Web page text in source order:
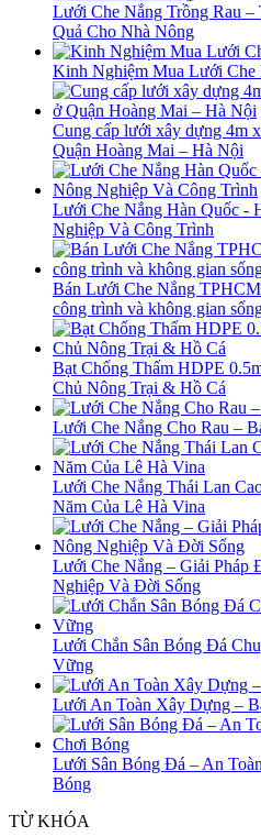
Lưới Che Nắng Trồng Rau
Quả Cho Nhà Nông
Kinh Nghiệm Mua Lưới Che
Cung cấp lưới xây dựng 4m
Quận Hoàng Mai – Hà Nội
Lưới Che Nắng Hàn Quốc -
Nghiệp Và Công Trình
Bán Lưới Che Nắng
công trình và không gian
Bạt Chống Thấm HDPE
Chủ Nông Trại & Hồ Cá
Lưới Che Nắng Cho Rau –
Lưới Che Nắng Thái Lan
Năm Của Lê Hà Vina
Lưới Che Nắng – Giải Pháp
Nghiệp Và Đời Sống
Lưới Chắn Sân Bóng Đá
Vững
Lưới An Toàn Xây Dựng –
Lưới Sân Bóng Đá – An
Bóng
TỪ KHÓA